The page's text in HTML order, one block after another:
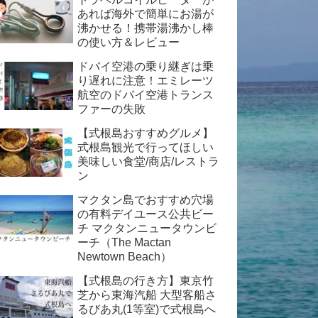
あれば海外で簡単にお湯が
沸かせる！携帯湯沸かし棒
の使い方＆レビュー
ドバイ空港の乗り継ぎは乗
り遅れに注意！エミレーツ
航空のドバイ空港トランス
ファーの失敗
【式根島おすすめグルメ】
式根島観光で行ってほしい
美味しい食堂/商店/レストラ
ン
マクタン島でおすすめ穴場
の有料デイユース公共ビー
チ マクタンニュータウンビ
ーチ（The Mactan
Newtown Beach）
【式根島の行き方】東京竹
芝から東海汽船 大型客船さ
るびあ丸(1等室)で式根島へ